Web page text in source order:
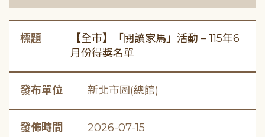
標題
【全市】「閱讀家馬」活動 – 115年6
月份得獎名單
發布單位 新北市圖(總館)
發佈時間 2026-07-15